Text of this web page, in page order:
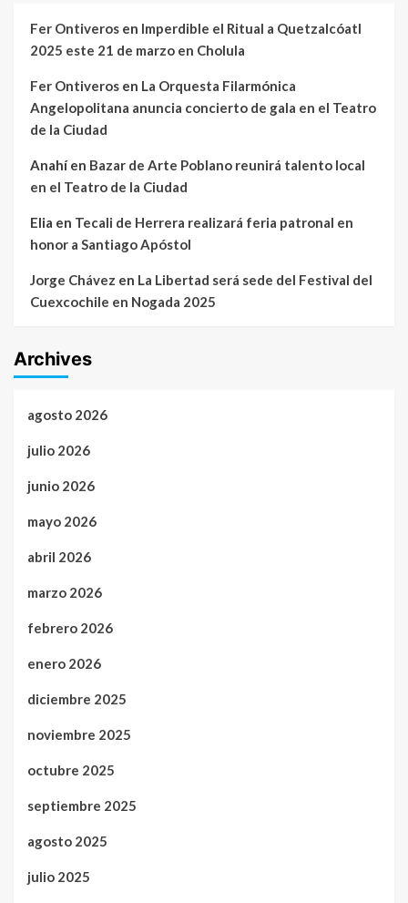
Fer Ontiveros en Imperdible el Ritual a Quetzalcóatl
2025 este 21 de marzo en Cholula
Fer Ontiveros en La Orquesta Filarmónica
Angelopolitana anuncia concierto de gala en el Teatro
de la Ciudad
Anahíen Bazar de Arte Poblano reunirá talento local
en el Teatro de la Ciudad
Elia en Tecali de Herrera realizará feria patronal en
honor a Santiago Apóstol
Jorge Chávez en La Libertad será sede del Festival del
Cuexcochile en Nogada 2025
Archives
agosto 2026
julio 2026
junio 2026
mayo 2026
abril 2026
marzo 2026
febrero 2026
enero 2026
diciembre 2025
noviembre 2025
octubre 2025
septiembre 2025
agosto 2025
julio 2025